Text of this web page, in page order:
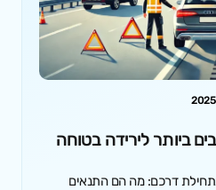
ביותר לירידה בטוחה
דרכם: מה הם התנאים